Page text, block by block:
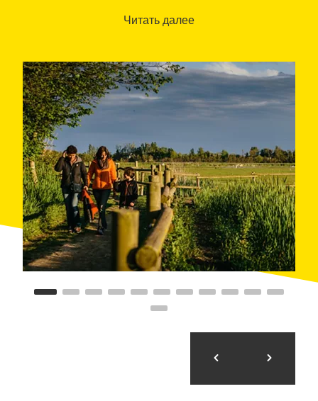
Каталонии объявил зону природной территорией
"Природный парк".
Большая часть охраняемых территорий
принадлежат населенному пункту Кастельо-
д'Эмпуриес, и в меньшей степени затрагивает
территории Палау-савердера, Пау и Пералада и
некоторые другие. Парк состоит из
природных комплексных резерваций:остров
Карамань, Лас-Льяунес(прибрежные
солончаковые болота) иПруды(среди которых
находится Вилаут), и одной частичной. Общая
площадь парка составляет4866 га. К северу
ограничен Мугой, к югу - рекой Флувия.
Парк отличается разнообразием растительного и
животного мира. Следует отметить присутствие
тростника, осоки и солянки.
, то здесь наблюдается
Читать далее